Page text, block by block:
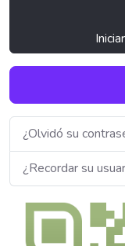
¿Olvidó su
¿Recordar su